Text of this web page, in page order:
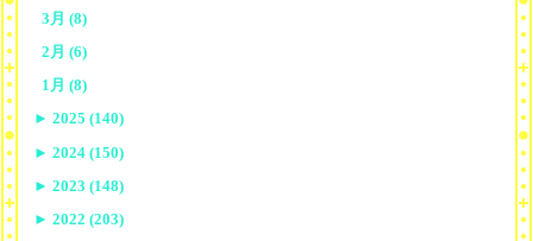
3月 (8)
2月 (6)
1月 (8)
► 2025 (140)
► 2024 (150)
► 2023 (148)
► 2022 (203)